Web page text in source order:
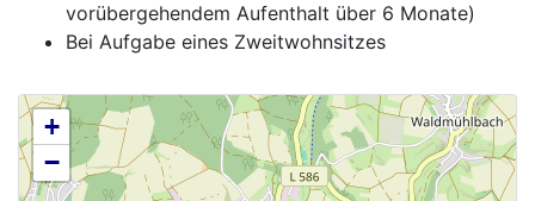
vorübergehendem Aufenthalt über 6 Monate)
Bei Aufgabe eines Zweitwohnsitzes
+
−